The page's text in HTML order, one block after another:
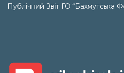
Публічний Звіт ГО “Бахмутська